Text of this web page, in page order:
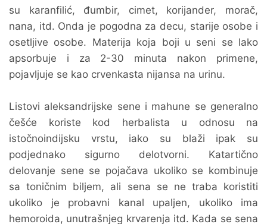
su karanfilić, đumbir, cimet, korijander, morač,
nana, itd. Onda je pogodna za decu, starije osobe i
osetljive osobe. Materija koja boji u seni se lako
apsorbuje i za 2-30 minuta nakon primene,
pojavljuje se kao crvenkasta nijansa na urinu.
Listovi aleksandrijske sene i mahune se generalno
češće koriste kod herbalista u odnosu na
istočnoindijsku vrstu, iako su blaži ipak su
podjednako sigurno delotvorni. Katartično
delovanje sene se pojačava ukoliko se kombinuje
sa toničnim biljem, ali sena se ne traba koristiti
ukoliko je probavni kanal upaljen, ukoliko ima
hemoroida, unutrašnjeg krvarenja itd. Kada se sena